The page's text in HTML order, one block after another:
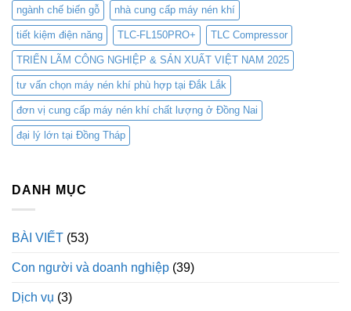
ngành chế biến gỗ nhà cung cấp máy nén khí
tiết kiệm điện năng TLC-FL150PRO+ TLC Compressor
TRIỂN LÃM CÔNG NGHIỆP & SẢN XUẤT VIỆT NAM 2025
tư vấn chọn máy nén khí phù hợp tại Đắk Lắk
đơn vị cung cấp máy nén khí chất lượng ở Đồng Nai
đại lý lớn tại Đồng Tháp
DANH MỤC
BÀI VIẾT (53)
Con người và doanh nghiệp (39)
Dịch vụ (3)